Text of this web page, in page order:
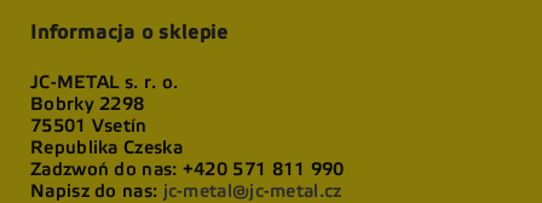
Informacja o sklepie
JC-METAL s. r. o.
Bobrky 2298
75501 Vsetín
Republika Czeska
Zadzwoń do nas: +420 571 811 990
Napisz do nas: jc-metal@jc-metal.cz